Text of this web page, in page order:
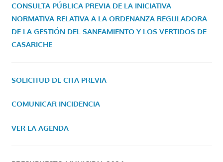
CONSULTA PÚBLICA PREVIA DE LA INICIATIVA
NORMATIVA RELATIVA A LA ORDENANZA REGULADORA
DE LA GESTIÓN DEL SANEAMIENTO Y LOS VERTIDOS DE
CASARICHE
SOLICITUD DE CITA PREVIA
COMUNICAR INCIDENCIA
VER LA AGENDA